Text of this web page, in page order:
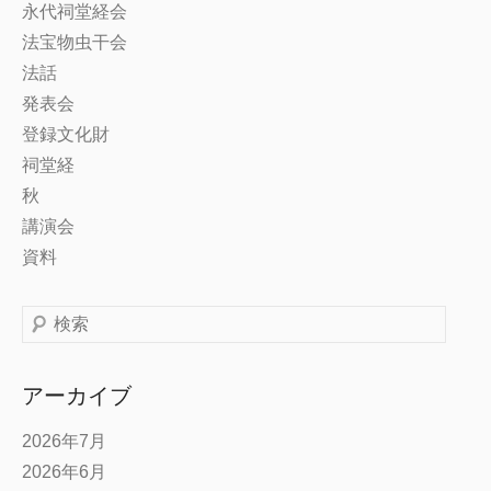
永代祠堂経会
法宝物虫干会
法話
発表会
登録文化財
祠堂経
秋
講演会
資料
検
アーカイブ
2026年7月
2026年6月